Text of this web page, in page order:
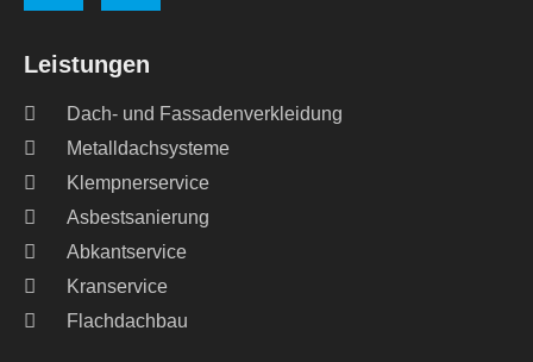
Leistungen
Dach- und Fassadenverkleidung
Metalldachsysteme
Klempnerservice
Asbestsanierung
Abkantservice
Kranservice
Flachdachbau